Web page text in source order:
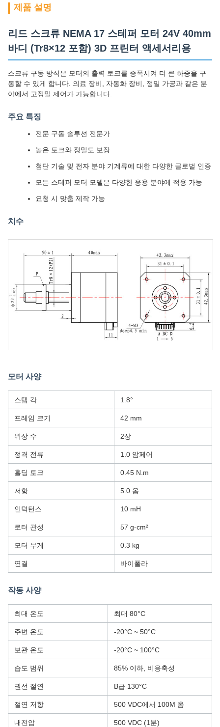
제품 설명
리드 스크류 NEMA 17 스테퍼 모터 24V 40mm
바디 (Tr8×12 포함) 3D 프린터 액세서리용
스크류 구동 방식은 모터의 출력 토크를 증폭시켜 더 큰 하중을 구
동할 수 있게 합니다. 의료 장비, 자동화 장비, 정밀 가공과 같은 분
야에서 고정밀 제어가 가능합니다.
주요 특징
전문 구동 솔루션 전문가
높은 토크와 정밀도 보장
첨단 기술 및 전자 분야 기계류에 대한 다양한 글로벌 인증
모든 스테퍼 모터 모델은 다양한 응용 분야에 적용 가능
요청 시 맞춤 제작 가능
치수
모터 사양
스텝 각 1.8°
프레임 크기 42 mm
위상 수 2상
정격 전류 1.0 암페어
홀딩 토크 0.45 N.m
저항 5.0 옴
인덕턴스 10 mH
로터 관성 57 g-cm²
모터 무게 0.3 kg
연결 바이폴라
작동 사양
최대 온도 최대 80°C
주변 온도 -20°C ~ 50°C
보관 온도 -20°C ~ 100°C
습도 범위 85% 이하, 비응축성
권선 절연 B급 130°C
절연 저항 500 VDC에서 100M 옴
내전압 500 VDC (1분)